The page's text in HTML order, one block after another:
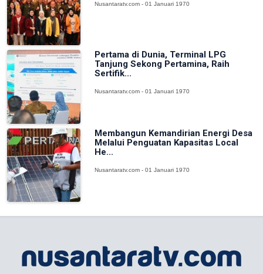
Nusantaratv.com - 01 Januari 1970
Pertama di Dunia, Terminal LPG
Tanjung Sekong Pertamina, Raih
Sertifik...
Nusantaratv.com - 01 Januari 1970
Membangun Kemandirian Energi Desa
Melalui Penguatan Kapasitas Local
He...
Nusantaratv.com - 01 Januari 1970